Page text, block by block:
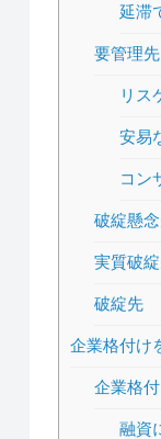
延滞
要管理
リス
安易
コン
破綻懸
実質破
破綻先
企業格付け
企業格
融資